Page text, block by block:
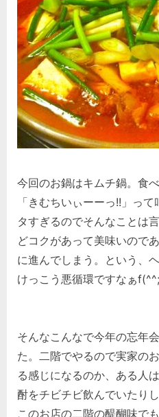
今回のお鍋はキムチ鍋。食
「きむちいぃーーっ!!」っ
タすぎるのでそんなことは
どコクがあって美味いので
に進んでしまう。という、
けっこう悪循環ですなぁf(^^;;
そんなこんなで今年の忘年
た。二階でやるので実家の
る感じになるのか、ある人
酎をチビチビ飲んでいたり
このお店の二階の醍醐味で